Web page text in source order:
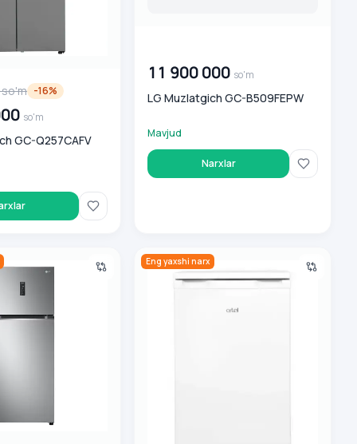
so'm -16%
so'm
GC-Q257CAFV
11 900 000 so'm
LG Muzlatgich GC-B509FEPW
Mavjud
Narxlar
GN-B392SMBB InverterArtel Muzlatgich HS 137 RN
Eng yaxshi narx